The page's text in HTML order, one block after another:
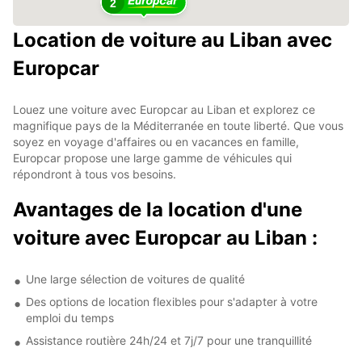
2
Location de voiture au Liban avec
Europcar
Louez une voiture avec Europcar au Liban et explorez ce
magnifique pays de la Méditerranée en toute liberté. Que vous
soyez en voyage d'affaires ou en vacances en famille,
Europcar propose une large gamme de véhicules qui
répondront à tous vos besoins.
Avantages de la location d'une
voiture avec Europcar au Liban :
Une large sélection de voitures de qualité
Des options de location flexibles pour s'adapter à votre
emploi du temps
Assistance routière 24h/24 et 7j/7 pour une tranquillité